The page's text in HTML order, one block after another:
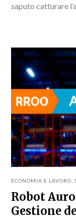
saputo catturare
ECONOMIA E LAVORO ,
Robot
Gestione